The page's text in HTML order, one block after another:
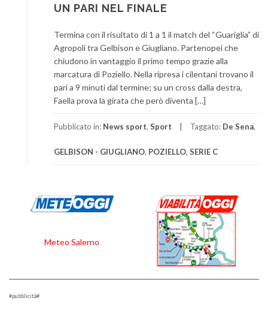
UN PARI NEL FINALE
Termina con il risultato di 1 a 1 il match del “Guariglia” di
Agropoli tra Gelbison e Giugliano. Partenopei che
chiudono in vantaggio il primo tempo grazie alla
marcatura di Poziello. Nella ripresa i cilentani trovano il
pari a 9 minuti dal termine; su un cross dalla destra,
Faella prova la girata che però diventa […]
Pubblicato in: News sport, Sport Taggato: De Sena,
GELBISON - GIUGLIANO, POZIELLO, SERIE C
Meteo Salerno
#pubblicità#